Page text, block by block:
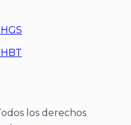
los derechos